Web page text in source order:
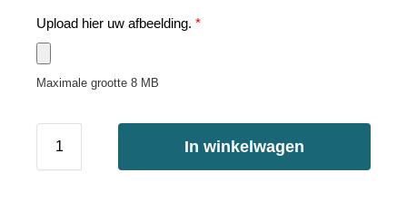
Upload hier uw afbeelding. *
Maximale grootte 8 MB
In winkelwagen